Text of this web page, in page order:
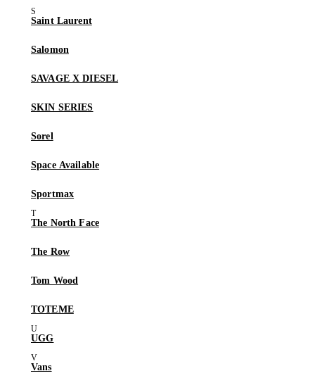
Saint Laurent
Salomon
SAVAGE X DIESEL
SKIN SERIES
Sorel
Space Available
Sportmax
The North Face
The Row
Tom Wood
TOTEME
UGG
Vans